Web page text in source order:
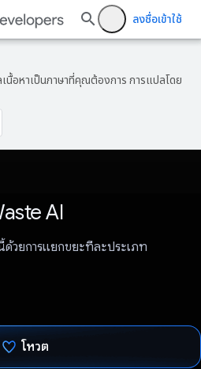
ลงชื่อเข้าใช้
นื้อหาเป็นภาษาที่คุณต้องการ การแปลโดย
AI
วยการแยกขยะทีละประเภท
โหวต